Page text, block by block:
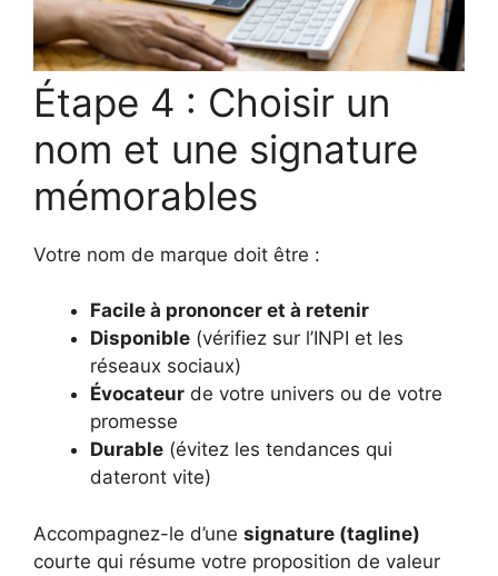
Étape 4 : Choisir un
nom et une signature
mémorables
Votre nom de marque doit être :
Facile à prononcer et à retenir
Disponible (vérifiez sur l’INPI et les
réseaux sociaux)
Évocateur de votre univers ou de votre
promesse
Durable (évitez les tendances qui
dateront vite)
Accompagnez-le d’une signature (tagline)
courte qui résume votre proposition de valeur